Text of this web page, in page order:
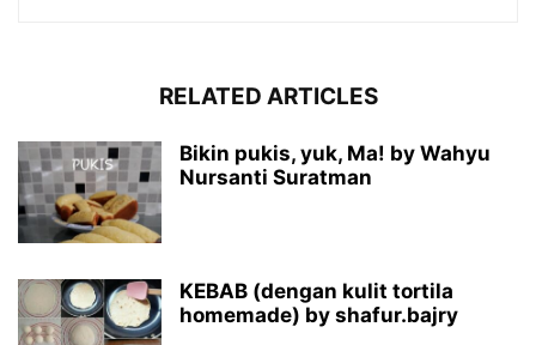
RELATED ARTICLES
Bikin pukis, yuk, Ma! by Wahyu
Nursanti Suratman
KEBAB (dengan kulit tortila
homemade) by shafur.bajry